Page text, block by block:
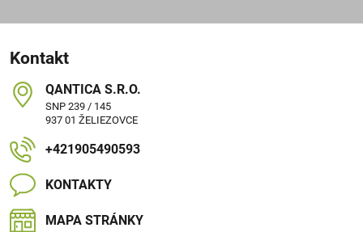
Kontakt
QANTICA S​.R​.O​.
SNP 239 / 145
937 01 ŽELIEZOVCE
+421905490593
KONTAKTY
MAPA STRÁNKY